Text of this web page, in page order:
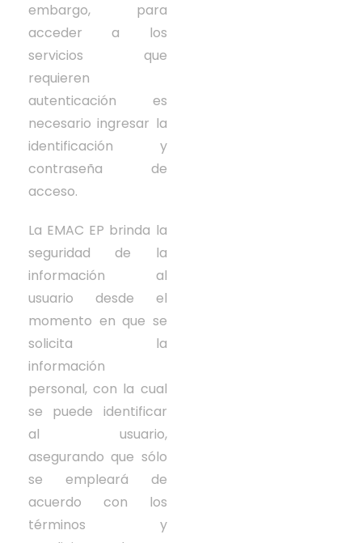
embargo, para
acceder a los
servicios que
requieren
autenticación es
necesario ingresar la
identificación y
contraseña de
acceso.
La EMAC EP brinda la
seguridad de la
información al
usuario desde el
momento en que se
solicita la
información
personal, con la cual
se puede identificar
al usuario,
asegurando que sólo
se empleará de
acuerdo con los
términos y